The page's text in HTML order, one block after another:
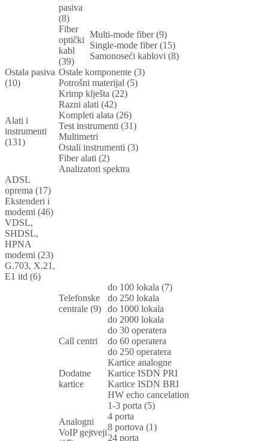
pasiva
(8)
Fiber
optički
kabl
(39)
Multi-mode fiber (9)
Single-mode fiber (15)
Samonoseći kablovi (8)
Ostala pasiva
(10)
Ostale komponente (3)
Potrošni materijal (5)
Alati i
instrumenti
(131)
Krimp klješta (22)
Razni alati (42)
Kompleti alata (26)
Test instrumenti (31)
Multimetri
Ostali instrumenti (3)
Fiber alati (2)
Analizatori spektra
ADSL
oprema (17)
Ekstenderi i
modemi (46)
VDSL,
SHDSL,
HPNA
modemi (23)
G.703, X.21,
E1 itd (6)
Telefonske
centrale (9)
do 100 lokala (7)
do 250 lokala
do 1000 lokala
do 2000 lokala
Call centri
do 30 operatera
do 60 operatera
do 250 operatera
Dodatne
kartice
Kartice analogne
Kartice ISDN PRI
Kartice ISDN BRI
HW echo cancelation
Analogni
VoIP gejtveji
1-3 porta (5)
4 porta
8 portova (1)
24 porta